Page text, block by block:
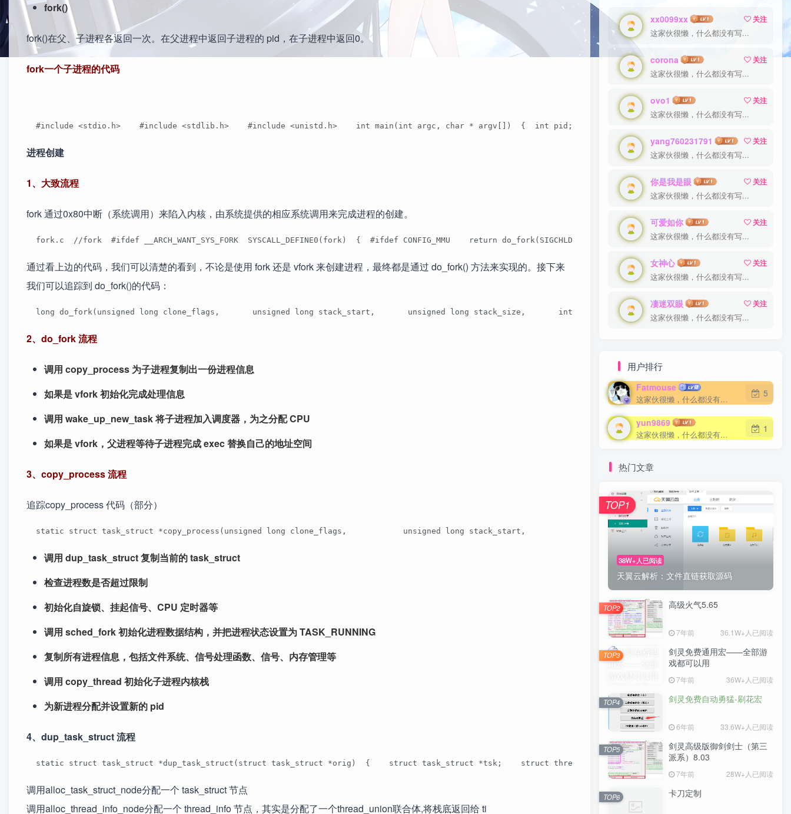
fork()
fork()在父、子进程各返回一次。在父进程中返回子进程的 pid，在子进程中返回0。
fork一个子进程的代码
#include <stdio.h>    #include <stdlib.h>    #include <unistd.h>    int main(int argc, char * argv[])  {  int pid;  /* fork another process */    pid =
进程创建
1、大致流程
fork 通过0x80中断（系统调用）来陷入内核，由系统提供的相应系统调用来完成进程的创建。
fork.c  //fork  #ifdef __ARCH_WANT_SYS_FORK  SYSCALL_DEFINE0(fork)  {  #ifdef CONFIG_MMU    return do_fork(SIGCHLD, 0, 0, NULL, NULL);  #else    /* can not
通过看上边的代码，我们可以清楚的看到，不论是使用 fork 还是 vfork 来创建进程，最终都是通过 do_fork() 方法来实现的。接下来
我们可以追踪到 do_fork()的代码：
long do_fork(unsigned long clone_flags,       unsigned long stack_start,       unsigned long stack_size,       int __user *parent_tidptr,       int __user
2、do_fork 流程
调用 copy_process 为子进程复制出一份进程信息
如果是 vfork 初始化完成处理信息
调用 wake_up_new_task 将子进程加入调度器，为之分配 CPU
如果是 vfork，父进程等待子进程完成 exec 替换自己的地址空间
3、copy_process 流程
追踪copy_process 代码（部分）
static struct task_struct *copy_process(unsigned long clone_flags,            unsigned long stack_start,            unsigned long stack_size,            int
调用 dup_task_struct 复制当前的 task_struct
检查进程数是否超过限制
初始化自旋锁、挂起信号、CPU 定时器等
调用 sched_fork 初始化进程数据结构，并把进程状态设置为 TASK_RUNNING
复制所有进程信息，包括文件系统、信号处理函数、信号、内存管理等
调用 copy_thread 初始化子进程内核栈
为新进程分配并设置新的 pid
4、dup_task_struct 流程
static struct task_struct *dup_task_struct(struct task_struct *orig)  {    struct task_struct *tsk;    struct thread_info *ti;    int node =
调用alloc_task_struct_node分配一个 task_struct 节点
调用alloc_thread_info_node分配一个 thread_info 节点，其实是分配了一个thread_union联合体,将栈底返回给 ti
xx0099xx
关注
这家伙很懒，什么都没有写...
corona
关注
这家伙很懒，什么都没有写...
ovo1
关注
这家伙很懒，什么都没有写...
yang760231791
关注
这家伙很懒，什么都没有写...
你是我是眼
关注
这家伙很懒，什么都没有写...
可爱如你
关注
这家伙很懒，什么都没有写...
女神心
关注
这家伙很懒，什么都没有写...
凄迷双眼
关注
这家伙很懒，什么都没有写...
用户排行
Fatmouse
这家伙很懒，什么都没有写...
5
yun9869
这家伙很懒，什么都没有写...
1
热门文章
38W+人已阅读
天翼云解析：文件直链获取源码
TOP1
高级火气5.65
7年前 36.1W+人已阅读
TOP2
剑灵免费通用宏——全部游
戏都可以用
7年前 36W+人已阅读
TOP3
剑灵免费自动勇猛-刷花宏
6年前 33.6W+人已阅读
TOP4
剑灵高级版御剑剑士（第三
派系）8.03
7年前 28W+人已阅读
TOP5
卡刀定制
TOP6
xx0099xx
关注
这家伙很懒，什么都没有写...
corona
关注
这家伙很懒，什么都没有写...
ovo1
关注
这家伙很懒，什么都没有写...
yang760231791
关注
这家伙很懒，什么都没有写...
你是我是眼
关注
这家伙很懒，什么都没有写...
可爱如你
关注
这家伙很懒，什么都没有写...
女神心
关注
这家伙很懒，什么都没有写...
凄迷双眼
关注
这家伙很懒，什么都没有写...
Fatmouse
这家伙很懒，什么都没有写...
5
yun9869
这家伙很懒，什么都没有写...
1
38W+人已阅读
天翼云解析：文件直链获取源码
TOP1
高级火气5.65
7年前 36.1W+人已阅读
TOP2
剑灵免费通用宏——全部游
戏都可以用
7年前 36W+人已阅读
TOP3
剑灵免费自动勇猛-刷花宏
6年前 33.6W+人已阅读
TOP4
剑灵高级版御剑剑士（第三
派系）8.03
7年前 28W+人已阅读
TOP5
卡刀定制
TOP6